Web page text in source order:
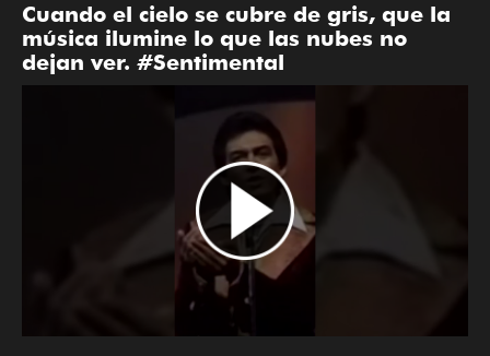
Cuando el cielo se cubre de gris, que la
música ilumine lo que las nubes no
dejan ver. #Sentimental